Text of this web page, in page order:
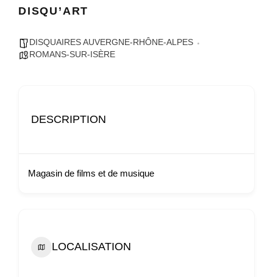
DISQU’ART
DISQUAIRES AUVERGNE-RHÔNE-ALPES
ROMANS-SUR-ISÈRE
DESCRIPTION
Magasin de films et de musique
LOCALISATION